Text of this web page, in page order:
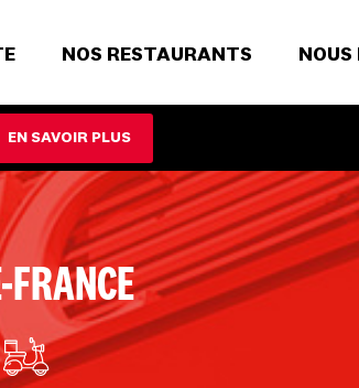
NOS RESTAURANTS
EN SAVOIR PLUS
FRANCE